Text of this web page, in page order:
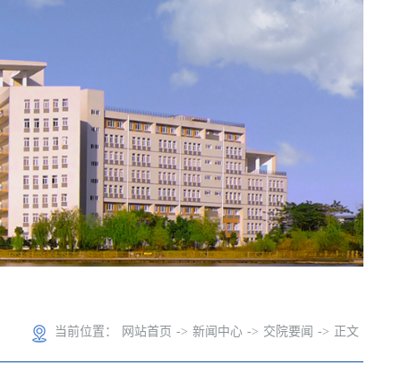
当前位置： 网站首页 -> 新闻中心 -> 交院要闻 -> 正文